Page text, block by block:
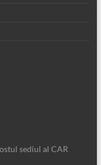
sediul al CAR